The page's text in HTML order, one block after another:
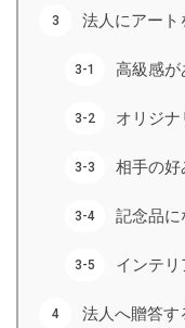
法人にアート
高級感が
オリジナ
相手の好
記念品に
インテ
法人へ贈答す